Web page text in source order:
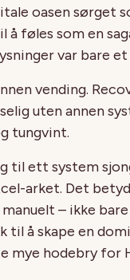
oasen
å føles som en
var bare et
vending.
uten annen
tungvint.
til ett system
arket. Det
– ikke
til å skape en
mye hodebry for